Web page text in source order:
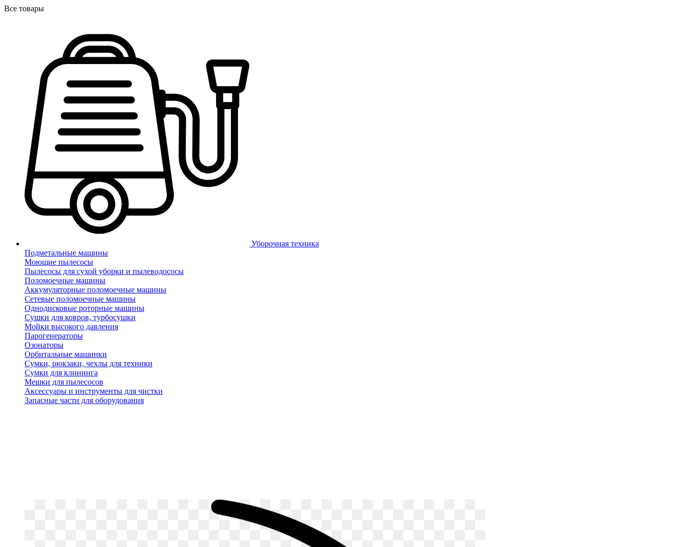
Все товары
Уборочная техника
Подметальные машины
Моющие пылесосы
Пылесосы для сухой уборки и пылеводососы
Поломоечные машины
Аккумуляторные поломоечные машины
Сетевые поломоечные машины
Однодисковые роторные машины
Сушки для ковров, турбосушки
Мойки высокого давления
Парогенераторы
Озонаторы
Орбитальные машинки
Сумки, рюкзаки, чехлы для техники
Сумки для клининга
Мешки для пылесосов
Аксессуары и инструменты для чистки
Запасные части для оборудования